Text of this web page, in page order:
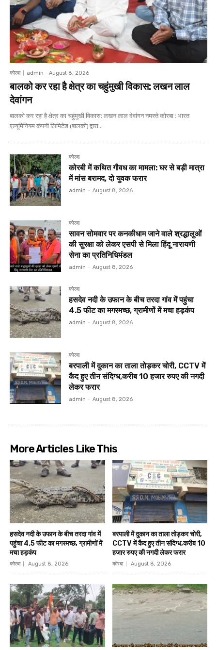
कोरबा admin - August 8, 2026
बालको कर रहा है क्षेत्र का चहुंमुखी विकास: लखन लाल
देवांगन
बालको कर रहा है क्षेत्र का चहुंमुखी विकास: लखन लाल देवांगन नमस्ते कोरबा : भारत
एल्यूमिनियम कंपनी लिमिटेड (बालको) द्वारा...
कोरबा
कोरबी में कथित गौवध का मामला: घर से बड़ी मात्रा
में मांस बरामद, दो युवक फरार
admin - August 8, 2026
कोरबा
सावन सोमवार पर कनकीधाम जाने वाले श्रद्धालुओं
की सुरक्षा को लेकर एसपी से मिला हिंदू नारायणी
सेना का प्रतिनिधिमंडल
admin - August 8, 2026
कोरबा
हसदेव नदी के उफान के बीच तरदा गांव में पहुंचा
4.5 फीट का मगरमच्छ, ग्रामीणों में मचा हड़कंप
admin - August 8, 2026
कोरबा
बरपाली में दुकान का ताला तोड़कर चोरी, CCTV में
कैद हुए तीन संदिग्ध,करीब 10 हजार रुपए की नगदी
लेकर फरार
admin - August 8, 2026
More Articles Like This
हसदेव नदी के उफान के बीच तरदा गांव में
पहुंचा 4.5 फीट का मगरमच्छ, ग्रामीणों में
मचा हड़कंप
कोरबा August 8, 2026
बरपाली में दुकान का ताला तोड़कर चोरी,
CCTV में कैद हुए तीन संदिग्ध,करीब 10
हजार रुपए की नगदी लेकर फरार
कोरबा August 8, 2026